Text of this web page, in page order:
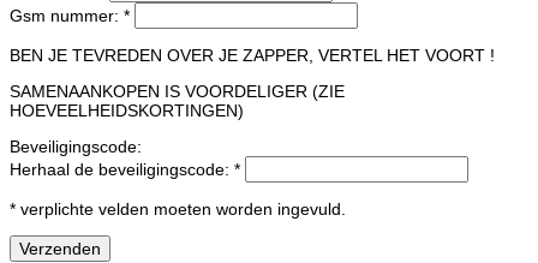
Gsm nummer: *
BEN JE TEVREDEN OVER JE ZAPPER, VERTEL HET VOORT !
SAMENAANKOPEN IS VOORDELIGER (ZIE
HOEVEELHEIDSKORTINGEN)
Beveiligingscode:
Herhaal de beveiligingscode: *
* verplichte velden moeten worden ingevuld.